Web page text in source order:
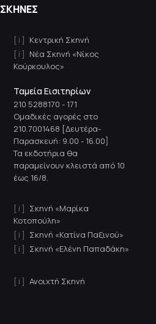
ΣΚΗΝΕΣ
Κεντρική Σκηνή
Νέα Σκηνή «Νίκος
Κούρκουλος»
Ταμεία Εισιτηρίων
210 5288170 - 171
Ομαδικές αγορές στο
210.7001468 [Δευτέρα-
Παρασκευή: 9.00 - 16.00]
Τα εκδοτήρια θα
παραμείνουν κλειστά από 10
έως 16/8.
Σκηνή «Μαρίκα
Κοτοπούλη»
Σκηνή «Κατίνα Παξινού»
Σκηνή «Ελένη Παπαδάκη»
Ανοιχτή Σκηνή